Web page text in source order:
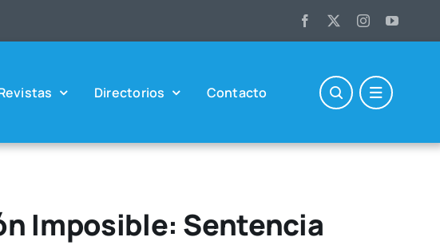
Direc­to­rios Con­tac­to
Imposible: Sentencia